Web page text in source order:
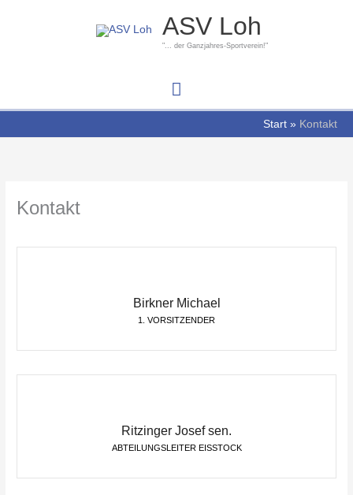
ASV Loh
"... der Ganzjahres-Sportverein!"
Hauptmenü
Start Kontakt
Kontakt
Birkner Michael
1. VORSITZENDER
Ritzinger Josef sen.
ABTEILUNGSLEITER EISSTOCK